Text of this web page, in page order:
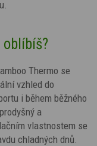
Thermo se
vzhled do
i během běžného
a
vlastnostem se
chladných dnů.